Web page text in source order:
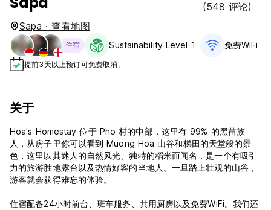
(548 评论)
Sapa · 查看地图
住宿 Sustainability Level 1 免费WiFi
提前3天以上预订可免费取消。
关于
Hoa's Homestay 位于 Pho 村的中部，这里有 99% 的黑苗族
人，从房子里你可以看到 Muong Hoa 山谷和梯田的天堂般的景
色，这里以其迷人的自然风光、独特的稻米而闻名，是一个有吸引
力的旅游胜地露台以及热情好客的当地人。一旦踏上壮观的山谷，
游客就会获得难忘的体验。
住宿配备24小时前台、班车服务、共用厨房以及免费WiFi。我们还